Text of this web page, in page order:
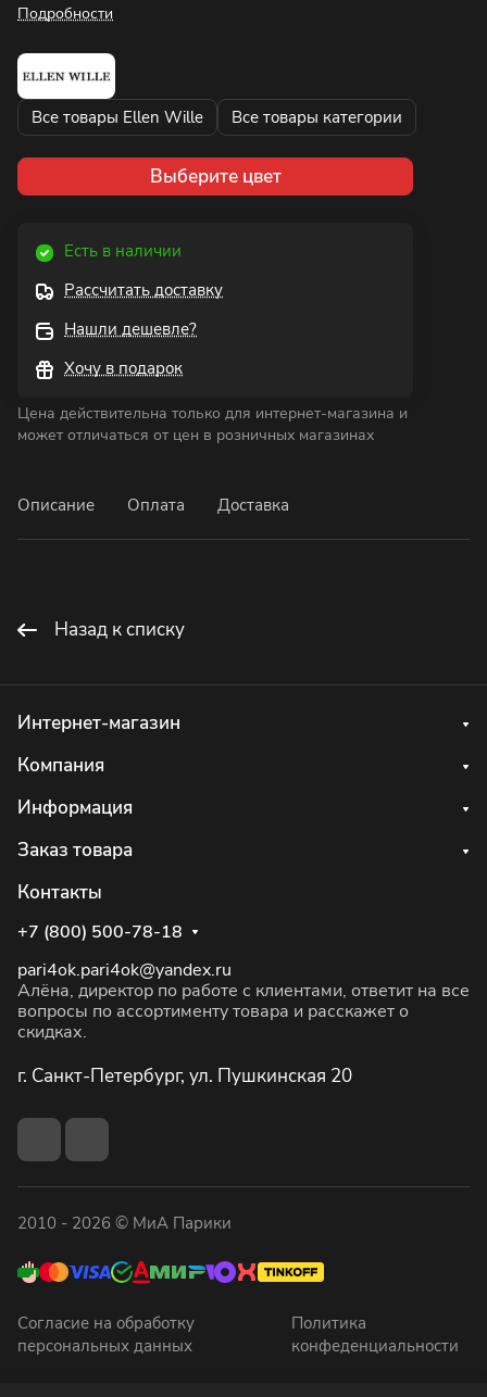
Подробности
Все товары Ellen Wille Все товары категории
Выберите цвет
Есть в наличии
Рассчитать доставку
Нашли дешевле?
Хочу в подарок
Цена действительна только для интернет-магазина и
может отличаться от цен в розничных магазинах
Описание Оплата Доставка
Назад к списку
Интернет-магазин
Компания
Информация
Заказ товара
Контакты
+7 (800) 500-78-18
pari4ok.pari4ok@yandex.ru
Алёна, директор по работе с клиентами, ответит на все
вопросы по ассортименту товара и расскажет о
скидках.
г. Санкт-Петербург, ул. Пушкинская 20
2010 - 2026 © МиА Парики
Согласие на обработку
персональных данных
Политика
конфеденциальности